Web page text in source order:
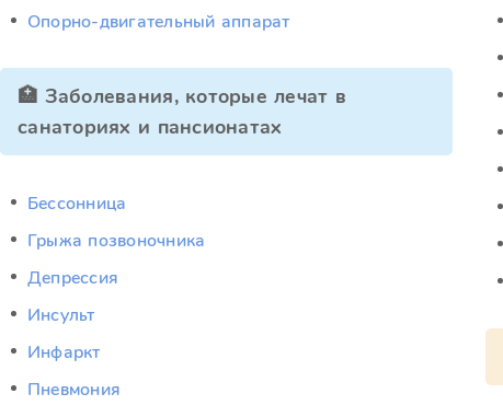
Опорно-двигательный аппарат
🏥 Заболевания, которые лечат в
санаториях и пансионатах
Бессонница
Грыжа позвоночника
Депрессия
Инсульт
Инфаркт
Пневмония